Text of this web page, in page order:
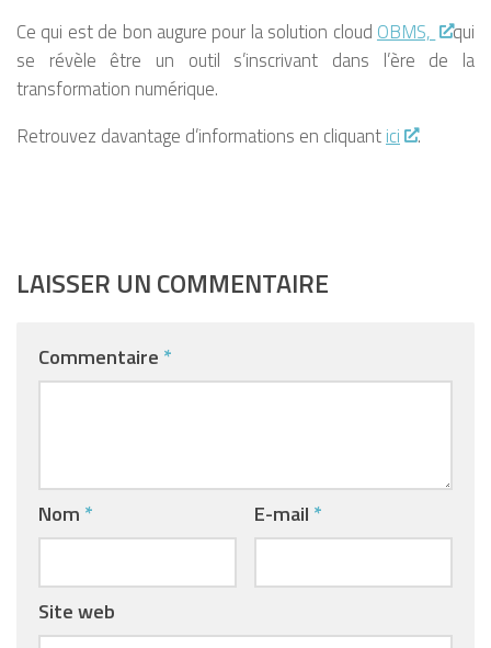
Ce qui est de bon augure pour la solution cloud OBMS,
qui
se révèle être un outil s’inscrivant dans l’ère de la
transformation numérique.
Retrouvez davantage d’informations en cliquant ici .
LAISSER UN COMMENTAIRE
Commentaire *
Nom * E-mail *
Site web